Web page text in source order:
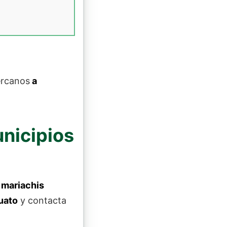
a
y contacta